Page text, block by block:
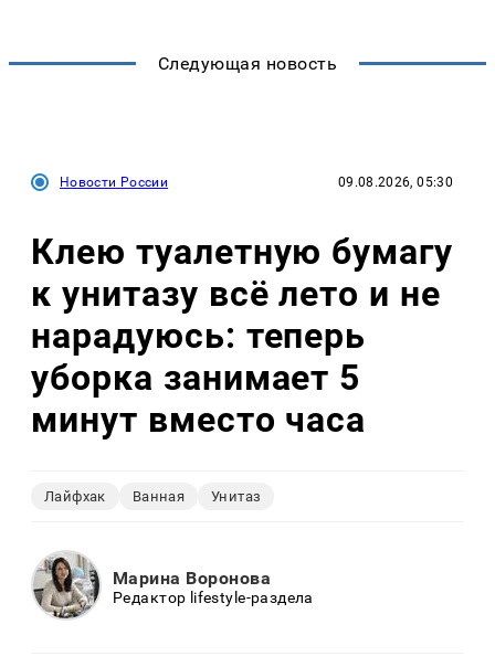
Следующая новость
Новости России 09.08.2026, 05:30
Клею туалетную бумагу
к унитазу всё лето и не
нарадуюсь: теперь
уборка занимает 5
минут вместо часа
Лайфхак Ванная Унитаз
Марина Воронова
Редактор lifestyle-раздела